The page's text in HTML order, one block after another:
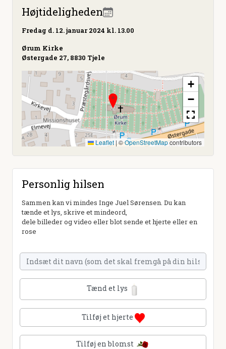
Højtideligheden
Fredag d. 12. januar 2024 kl. 13.00
Ørum Kirke
Østergade 27, 8830 Tjele
+
−
Leaflet |©OpenStreetMapcontributors
Personlig hilsen
Sammen kan vi mindes Inge Juel Sørensen. Du kan
tænde et lys, skrive et mindeord,
dele billeder og video eller blot sende et hjerte eller en
rose
Tænd et lys
Tilføj et hjerte
Tilføj en blomst